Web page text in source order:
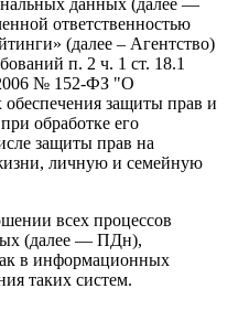
данных (далее —
ответственностью
(далее – Агентство)
п. 2 ч. 1 ст. 18.1
№ 152-ФЗ "О
защиты прав и
обработке его
защиты прав на
личную и семейную
всех процессов
(далее — ПДн),
в информационных
таких систем.